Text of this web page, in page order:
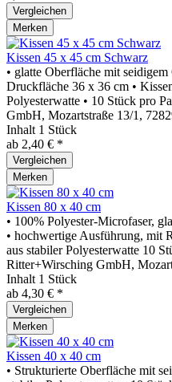
Vergleichen
Merken
Kissen 45 x 45 cm Schwarz
• glatte Oberfläche mit
Druckfläche 36 x 36 cm •
Polyesterwatte • 10 Stück pro
GmbH, Mozartstraße 13/1,
Inhalt 1 Stück
ab 2,40 € *
Vergleichen
Merken
Kissen 80 x 40 cm
• 100% Polyester-Microfaser,
• hochwertige Ausführung, mit
aus stabiler Polyesterwatte 10
Ritter+Wirsching GmbH,
Inhalt 1 Stück
ab 4,30 € *
Vergleichen
Merken
Kissen 40 x 40 cm
• Strukturierte Oberfläche mit